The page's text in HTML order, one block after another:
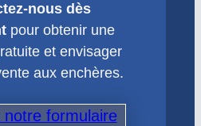
nous dès
pour obtenir une
et envisager
aux enchères.
notre formulaire